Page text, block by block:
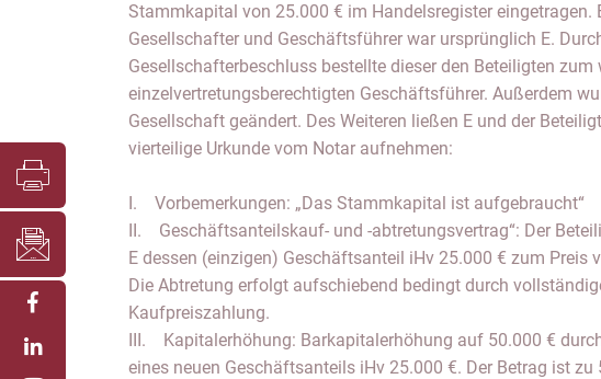
Stammkapital von 25.000 € im Handelsregister eingetragen.
Gesellschafter und Geschäftsführer war ursprünglich E.
Gesellschafterbeschluss bestellte dieser den Beteiligten zum
einzelvertretungsberechtigten Geschäftsführer. Außerdem
Gesellschaft geändert. Des Weiteren ließen E und der
vierteilige Urkunde vom Notar aufnehmen:
I. Vorbemerkungen: „Das Stammkapital ist aufgebraucht“
II. Geschäftsanteilskauf- und -abtretungsvertrag“: Der
E dessen (einzigen) Geschäftsanteil iHv 25.000 € zum Preis
Die Abtretung erfolgt aufschiebend bedingt durch
Kaufpreiszahlung.
III. Kapitalerhöhung: Barkapitalerhöhung auf 50.000 €
eines neuen Geschäftsanteils iHv 25.000 €. Der Betrag ist zu